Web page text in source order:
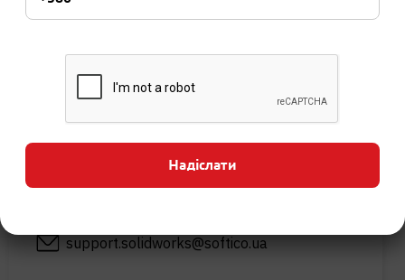
Контакти:
м. Київ, вул. Малевича 86-Л, під’їзд №3, 1й
support.solidworks@softico.ua
Надіслати